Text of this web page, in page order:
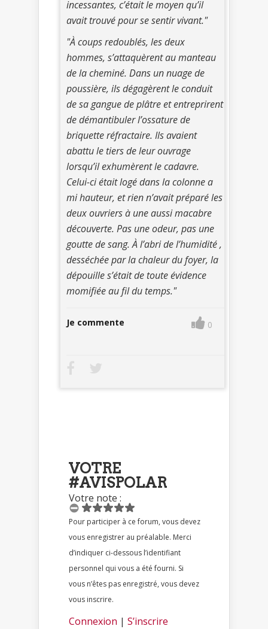
incessantes, c’était le moyen qu’il
avait trouvé pour se sentir vivant."
"À coups redoublés, les deux
hommes, s’attaquèrent au manteau
de la cheminé. Dans un nuage de
poussière, ils dégagèrent le conduit
de sa gangue de plâtre et entreprirent
de démantibuler l’ossature de
briquette réfractaire. Ils avaient
abattu le tiers de leur ouvrage
lorsqu’il exhumèrent le cadavre.
Celui-ci était logé dans la colonne a
mi hauteur, et rien n’avait préparé les
deux ouvriers à une aussi macabre
découverte. Pas une odeur, pas une
goutte de sang. À l’abri de l’humidité ,
desséchée par la chaleur du foyer, la
dépouille s’était de toute évidence
momifiée au fil du temps."
Je commente 0
VOTRE
#AVISPOLAR
Votre note :
Pour participer à ce forum, vous devez
vous enregistrer au préalable. Merci
d’indiquer ci-dessous l’identifiant
personnel qui vous a été fourni. Si
vous n’êtes pas enregistré, vous devez
vous inscrire.
Connexion | S’inscrire